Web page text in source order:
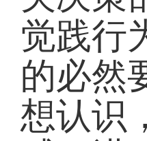
觉践行
的必然
想认识